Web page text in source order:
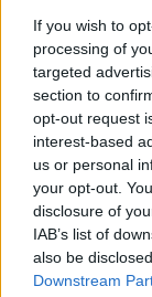
If you wish to
processing of
targeted
section to
opt-out request
interest-based
us or personal
your opt-out.
disclosure of
IAB’s list of
also be
Downstream
eurót
ENERGETIKA